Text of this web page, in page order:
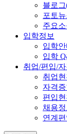
블로
포토
주요소
입학정보
입학안
입학
취업/편입/
취업
자격
편입
채용정
연계